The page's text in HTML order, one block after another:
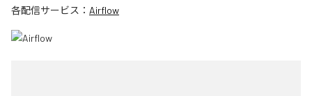
各配信サービス： Airflow